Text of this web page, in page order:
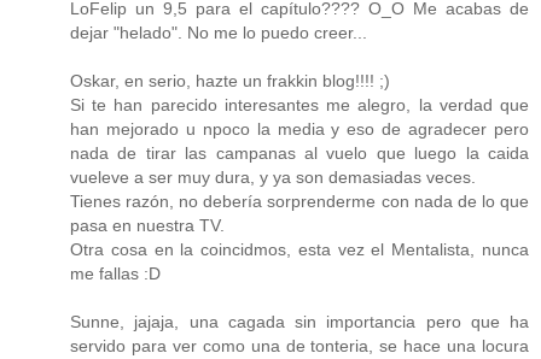
LoFelip un 9,5 para el capítulo???? O_O Me acabas de
dejar "helado". No me lo puedo creer...
Oskar, en serio, hazte un frakkin blog!!!! ;)
Si te han parecido interesantes me alegro, la verdad que
han mejorado u npoco la media y eso de agradecer pero
nada de tirar las campanas al vuelo que luego la caida
vueleve a ser muy dura, y ya son demasiadas veces.
Tienes razón, no debería sorprenderme con nada de lo que
pasa en nuestra TV.
Otra cosa en la coincidmos, esta vez el Mentalista, nunca
me fallas :D
Sunne, jajaja, una cagada sin importancia pero que ha
servido para ver como una de tonteria, se hace una locura